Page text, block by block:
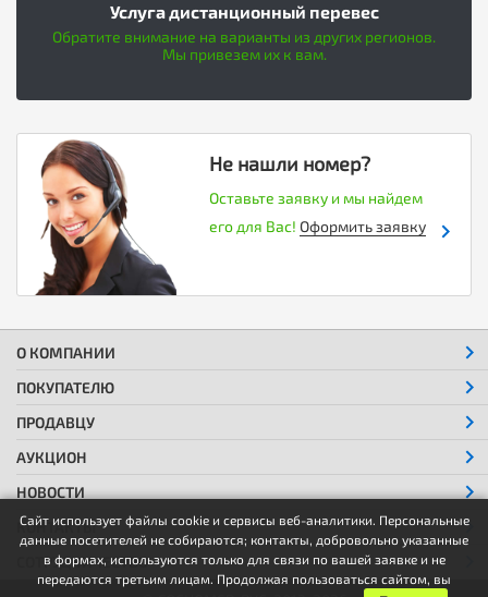
Услуга дистанционный перевес
Обратите внимание на варианты из других регионов.
Мы привезем их к вам.
Не нашли номер?
Оставьте заявку и мы найдем
его для Вас! Оформить заявку
О КОМПАНИИ
ПОКУПАТЕЛЮ
ПРОДАВЦУ
АУКЦИОН
НОВОСТИ
КОНТАКТЫ
СОТРУДНИЧЕСТВО
Сайт использует файлы cookie и сервисы веб-аналитики. Персональные
данные посетителей не собираются; контакты, добровольно указанные
в формах, используются только для связи по вашей заявке и не
передаются третьим лицам. Продолжая пользоваться сайтом, вы